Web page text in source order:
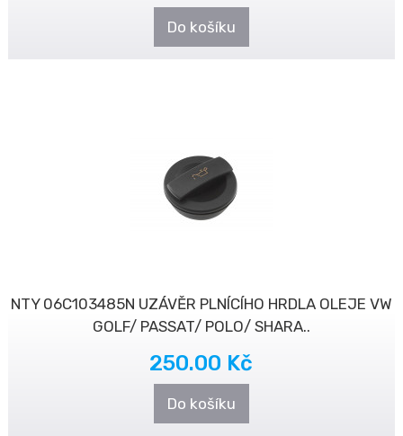
Do košíku
NTY 06C103485N UZÁVĚR PLNÍCÍHO HRDLA OLEJE VW
GOLF/ PASSAT/ POLO/ SHARA..
250.00 Kč
Do košíku